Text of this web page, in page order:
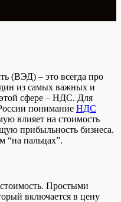
(ВЭД) – это всегда про
из самых важных и
сфере – НДС. Для
понимание НДС
влияет на стоимость
прибыльность бизнеса.
“на пальцах”.
Простыми
включается в цену